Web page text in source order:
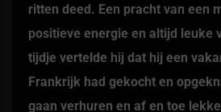
ritten deed. Een pracht van een
positieve energie en altijd leuke
tijdje vertelde hij dat hij een
Frankrijk had gekocht en
gaan verhuren en af en toe